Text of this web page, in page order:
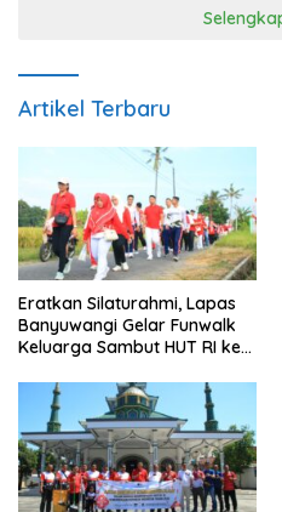
Artikel Terbaru
Eratkan Silaturahmi, Lapas
Banyuwangi Gelar Funwalk
Keluarga Sambut HUT RI ke-